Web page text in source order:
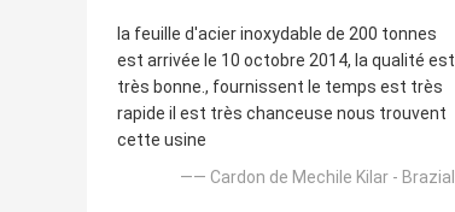
la feuille d'acier inoxydable de 200 tonnes
est arrivée le 10 octobre 2014, la qualité est
très bonne., fournissent le temps est très
rapide il est très chanceuse nous trouvent
cette usine
—— Cardon de Mechile Kilar - Brazial